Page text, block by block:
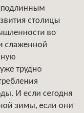
подлинным
столицы
во
слаженной
трудно
И если сегодня
зимы, если они